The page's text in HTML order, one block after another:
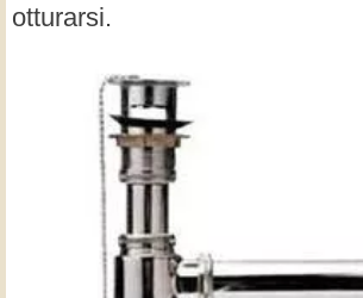
otturarsi.